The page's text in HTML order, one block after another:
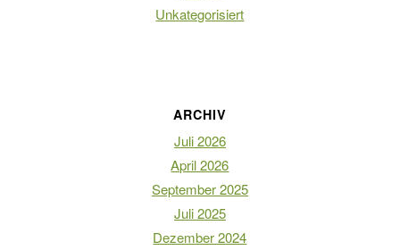
Unkategorisiert
ARCHIV
Juli 2026
April 2026
September 2025
Juli 2025
Dezember 2024